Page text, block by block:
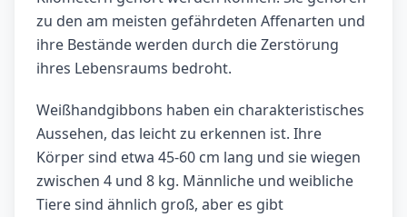
zu den am meisten gefährdeten Affenarten und
ihre Bestände werden durch die Zerstörung
ihres Lebensraums bedroht.
Weißhandgibbons haben ein charakteristisches
Aussehen, das leicht zu erkennen ist. Ihre
Körper sind etwa 45-60 cm lang und sie wiegen
zwischen 4 und 8 kg. Männliche und weibliche
Tiere sind ähnlich groß, aber es gibt